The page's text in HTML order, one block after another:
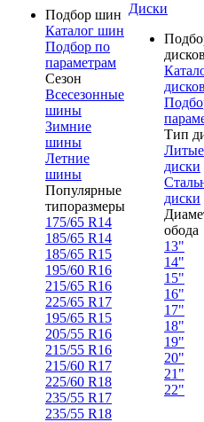
Подбор шин
Каталог шин
Подбор по
параметрам
Сезон
Всесезонные
шины
Зимние
шины
Летние
шины
Популярные
типоразмеры
175/65 R14
185/65 R14
185/65 R15
195/60 R16
215/65 R16
225/65 R17
195/65 R15
205/55 R16
215/55 R16
215/60 R17
225/60 R18
235/55 R17
235/55 R18
Диски
дисков
дисков
Тип
Литые
диски
диски
обода
13"
14"
15"
16"
17"
18"
19"
20"
21"
22"